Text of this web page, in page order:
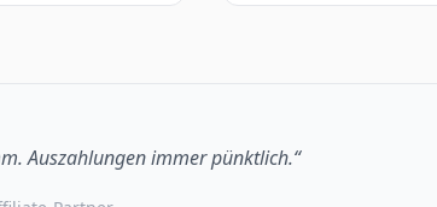
Auszahlungen immer pünktlich.“